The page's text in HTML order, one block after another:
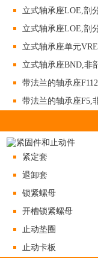
立式轴承座LOE,剖
立式轴承座LOE,剖
立式轴承座单元
立式轴承座BND,非
带法兰的轴承座
带法兰的轴承座F5,
紧定套
退卸套
锁紧螺母
开槽锁紧螺母
止动垫圈
止动卡板